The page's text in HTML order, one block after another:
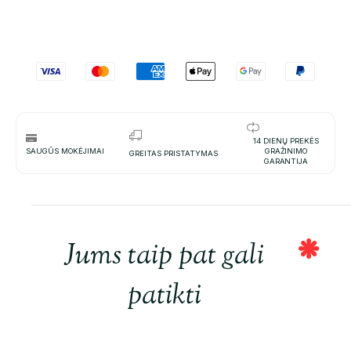
SAUGŪS MOKĖJIMAI GREITAS PRISTATYMAS
14 DIENŲ PREKĖS
GRAŽINIMO
GARANTIJA
Jums taip pat gali
patikti